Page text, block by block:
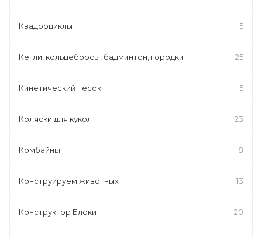
Квадроциклы 5
Кегли, кольцебросы, бадминтон, городки 25
Кинетический песок 5
Коляски для кукол 23
Комбайны 8
Конструируем животных 13
Конструктор Блоки 20